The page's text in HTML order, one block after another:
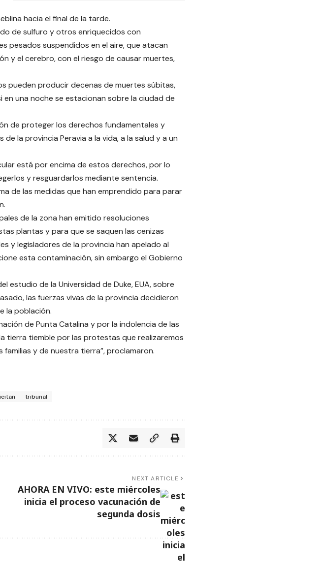
hacia el final de la tarde.
de sulfuro y otros enriquecidos con
pesados suspendidos en el aire, que atacan
y el cerebro, con el riesgo de causar muertes,
pueden producir decenas de muertes súbitas,
una noche se estacionan sobre la ciudad de
de proteger los derechos fundamentales y
la provincia Peravia a la vida, a la salud y a un
está por encima de estos derechos, por lo
y resguardarlos mediante sentencia.
de las medidas que han emprendido para parar
de la zona han emitido resoluciones
plantas y para que se saquen las cenizas
y legisladores de la provincia han apelado al
esta contaminación, sin embargo el Gobierno
estudio de la Universidad de Duke, EUA, sobre
las fuerzas vivas de la provincia decidieron
la población.
de Punta Catalina y por la indolencia de las
tierra tiemble por las protestas que realizaremos
y de nuestra tierra”, proclamaron.
tribunal
NEXT ARTICLE
AHORA EN VIVO: este miércoles
inicia el proceso vacunación de
segunda dosis